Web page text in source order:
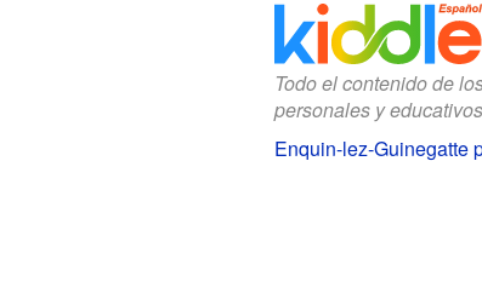
Todo el contenido de
personales y
Enquin-lez-Guinegatte